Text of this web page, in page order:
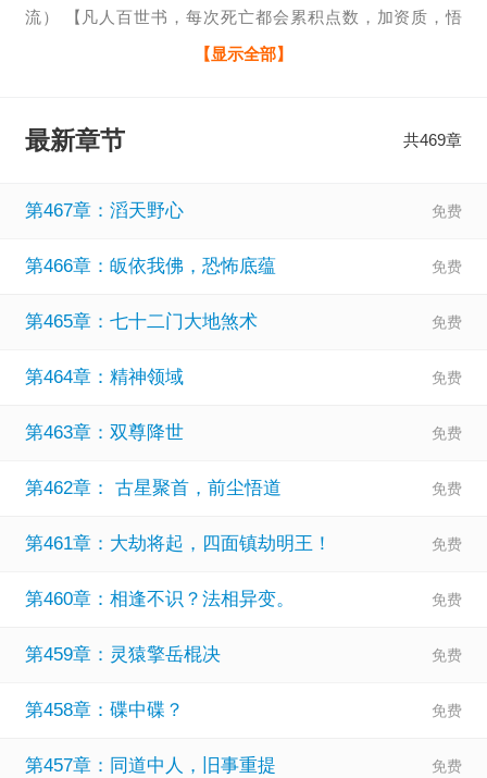
流） 【凡人百世书，每次死亡都会累积点数，加资质，悟
性，血脉，并以凡人之身重活一世！】 开局家族被灭，跳崖
并坚定的认为自己是武侠男主！ 然后， 他就被仇家砍了头。
眼了，呜呼哀哉之际 ，百世书浮现， 才发现： “原来我是仙
【显示全部】
最新章节 共469章
第467章：滔天野心
第466章：皈依我佛，恐怖底蕴
第465章：七十二门大地煞术
第464章：精神领域
第463章：双尊降世
第462章： 古星聚首，前尘悟道
第461章：大劫将起，四面镇劫明王！
第460章：相逢不识？法相异变。
第459章：灵猿擎岳棍决
第458章：碟中碟？
第457章：同道中人，旧事重提